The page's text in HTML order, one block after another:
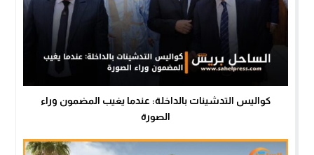
كواليس التدشينات بالداخلة: عندما يغيب المضمون وراء
الصورة